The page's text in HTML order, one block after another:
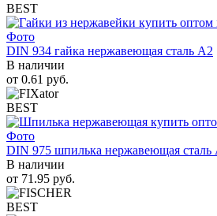
BEST
DIN 934 гайка нержавеющая сталь A2
В наличии
от 0.61 руб.
BEST
DIN 975 шпилька нержавеющая сталь
В наличии
от 71.95 руб.
BEST